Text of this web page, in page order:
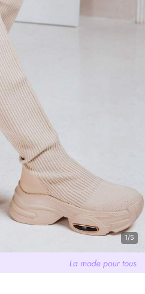
1/5